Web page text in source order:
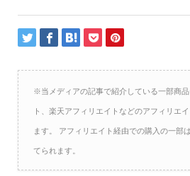
※当メディアの記事で紹介している一部商
ト、楽天アフィリエイトなどのアフィリエ
ます。 アフィリエイト経由での購入の一部
てられます。